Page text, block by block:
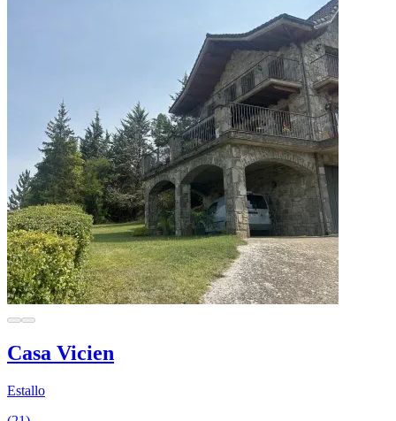
Casa Vicien
Estallo